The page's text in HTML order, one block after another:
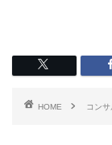
HOME コン